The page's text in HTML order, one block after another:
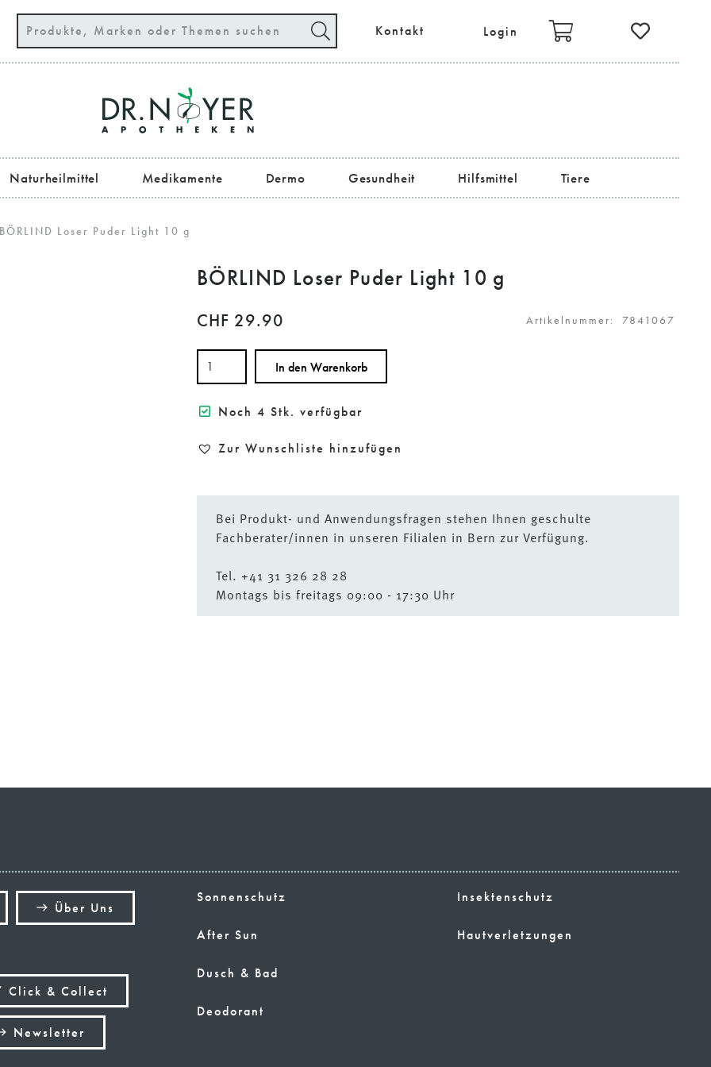
Kontakt Login
Naturheilmittel Medikamente Dermo Gesundheit Hilfsmittel Tiere
BÖRLIND Loser Puder Light 10 g
BÖRLIND Loser Puder Light 10 g
CHF 29.90 Artikelnummer: 7841067
Loser
Light
g
In den Warenkorb
Noch 4 Stk. verfügbar
Zur Wunschliste hinzufügen
Bei Produkt- und Anwendungsfragen stehen Ihnen geschulte
Fachberater/innen in unseren Filialen in Bern zur Verfügung.
Tel. +41 31 326 28 28
Montags bis freitags 09:00 - 17:30 Uhr
east Über Uns
Click & Collect
Newsletter
Sonnenschutz
After Sun
Dusch & Bad
Deodorant
Insektenschutz
Hautverletzungen